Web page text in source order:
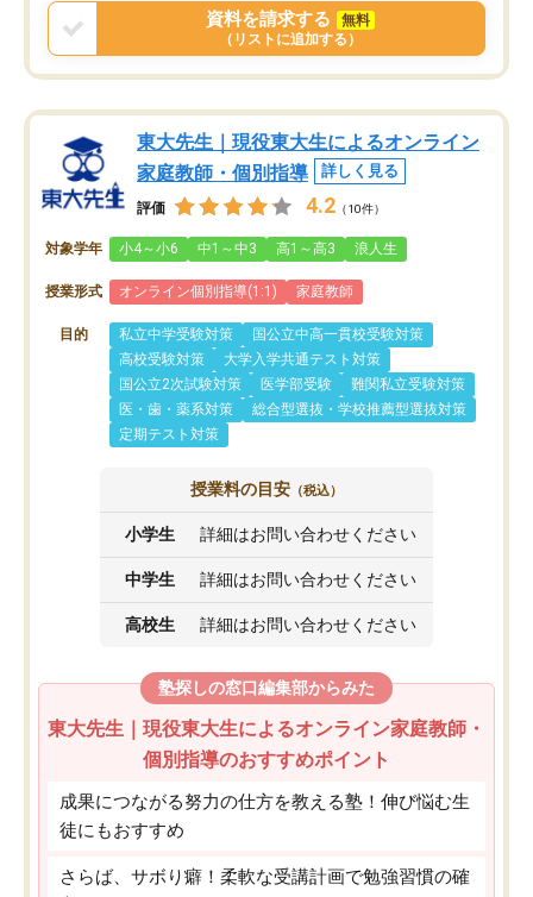
資料を請求する
無料
（リストに追加する）
東大先生｜現役東大生によるオンライン
家庭教師・個別指導
詳しく見る
評価 4.2 （10件）
対象学年 小4～小6 中1～中3 高1～高3 浪人生
授業形式 オンライン個別指導(1:1) 家庭教師
目的 私立中学受験対策
国公立中高一貫校受験対策
高校受験対策
大学入学共通テスト対策
国公立2次試験対策
医学部受験
難関私立受験対策
医・歯・薬系対策
総合型選抜・学校推薦型選抜対策
定期テスト対策
授業料の目安 （税込）
小学生 詳細はお問い合わせください
中学生 詳細はお問い合わせください
高校生 詳細はお問い合わせください
塾探しの窓口編集部からみた
東大先生｜現役東大生によるオンライン家庭教師・
個別指導のおすすめポイント
成果につながる努力の仕方を教える塾！伸び悩む生
徒にもおすすめ
さらば、サボり癖！柔軟な受講計画で勉強習慣の確